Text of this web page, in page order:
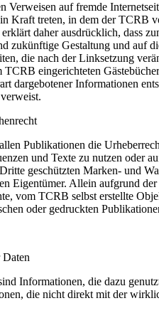
Verweisen auf fremde
Kraft treten, in dem der TCRB
daher ausdrücklich, dass
zukünftige Gestaltung und auf
die nach der Linksetzung
eingerichteten
dargebotener Informationen
Publikationen die
und Texte zu nutzen oder
geschützten Marken- und
Eigentümer. Allein aufgrund
vom TCRB selbst erstellte
oder gedruckten
Informationen, die dazu
die nicht direkt mit der